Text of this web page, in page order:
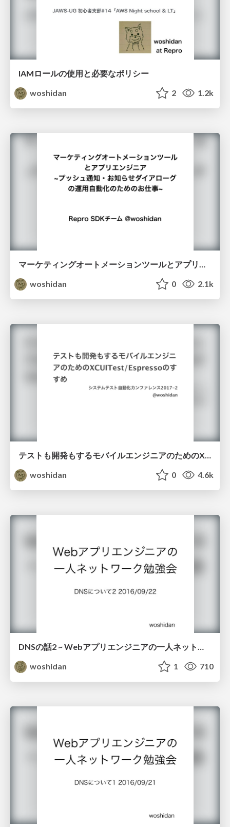
IAMロールの使用と必要なポリシー
woshidan
2 1.2k
マーケティングオートメーションツールとアプリエンジニア -プッシュ通知・お知らせダイアローグの運用自動化のためのお仕事-
woshidan
0 2.1k
テストも開発もするモバイルエンジニアのためのXCUITest/Espressoのすすめ
woshidan
0 4.6k
DNSの話2 ~ Webアプリエンジニアの一人ネットワーク勉強会
woshidan
1 710